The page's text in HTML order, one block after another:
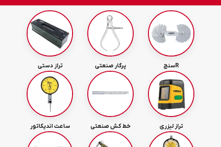
Rسنج پرگار صنعتی تراز دستی
تراز لیزری خط کش صنعتی ساعت اندیکاتور